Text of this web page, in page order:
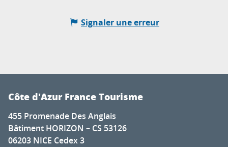
Signaler une erreur
Côte d'Azur France Tourisme
455 Promenade Des Anglais
Bâtiment HORIZON – CS 53126
06203 NICE Cedex 3